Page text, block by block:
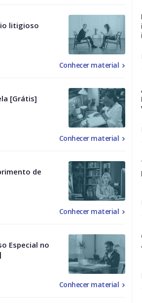
litigioso
Conhecer material
[Grátis]
Conhecer material
de
Conhecer material
Especial no
Conhecer material